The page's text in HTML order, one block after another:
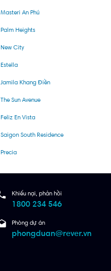
Masteri An Phú
Palm Heights
New City
Estella
Jamila Khang Điền
The Sun Avenue
Feliz En Vista
Saigon South Residence
Precia
Khiếu nại, phản hồi
1800 234 546
Phòng dự án
phongduan@rever.vn